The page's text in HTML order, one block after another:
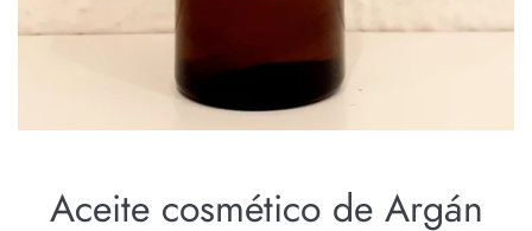
Aceite cosmético de Argán